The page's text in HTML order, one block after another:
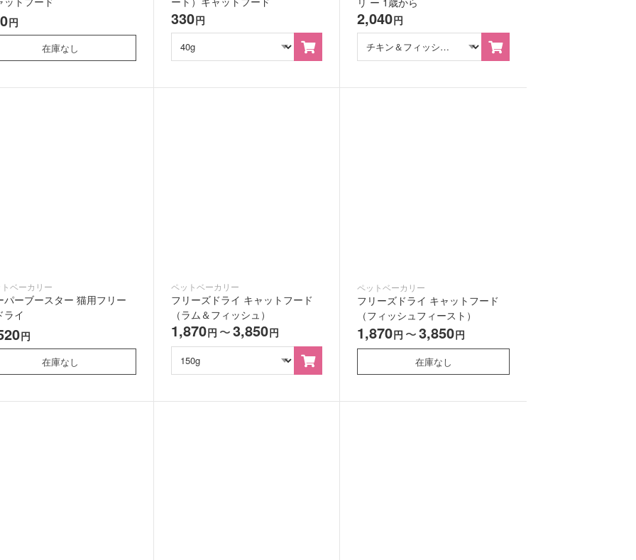
円
在庫なし
330円 2,040円
ベーカリー
パーブースター 猫用フリー
ライ
円
在庫なし
ペットベーカリー
フリーズドライ キャットフード
（ラム＆フィッシュ）
1,870円 〜3,850円
ペットベーカリー
フリーズドライ キャットフード
（フィッシュフィースト）
1,870円 〜3,850円
在庫なし